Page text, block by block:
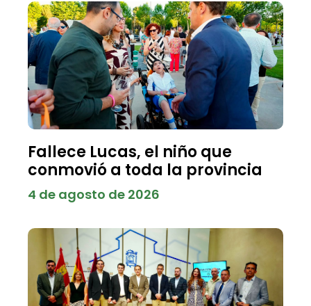
Fallece Lucas, el niño que
conmovió a toda la provincia
4 de agosto de 2026